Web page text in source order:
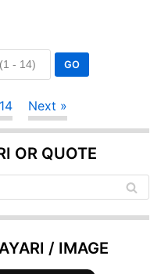
14 Next »
OR QUOTE
/ IMAGE